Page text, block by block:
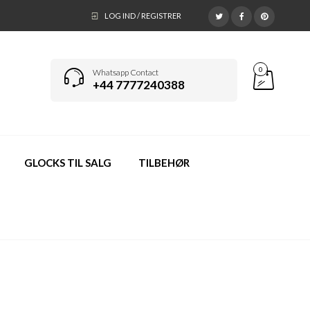
LOG IND / REGISTRER
Whatsapp Contact
+44 7777240388
0
GLOCKS TIL SALG TILBEHØR